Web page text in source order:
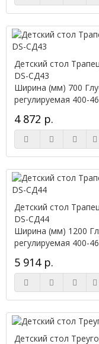
Детский стол
DS-СД43
Ширина (мм) 700
регулируемая 400-
4 872 р.
Детский стол
DS-СД44
Ширина (мм) 1200
регулируемая 400-
5 914 р.
Детский стол